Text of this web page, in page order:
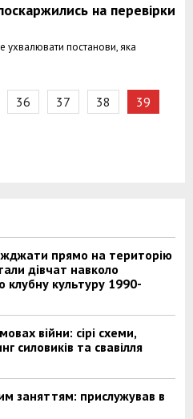
на перевірки
ухвалювати постанови, яка
36 37 38
39
прямо на територію
дівчат навколо
культуру 1990-
війни: сірі схеми,
силовиків та свавілля
заняттям: прислужував в